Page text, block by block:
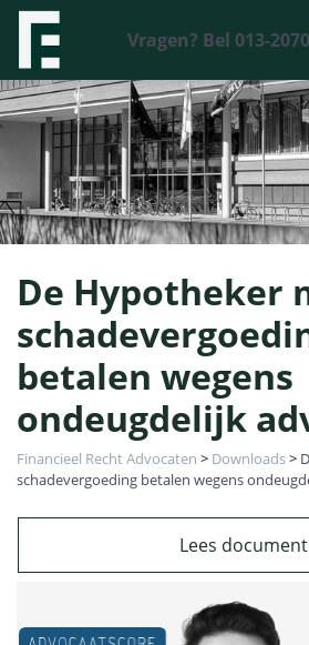
Vragen? Bel 013-
De Hypotheker
betalen wegens
ondeugdelijk
Financieel Recht Advocaten > Downloads>
schadevergoeding betalen wegens
Lees document